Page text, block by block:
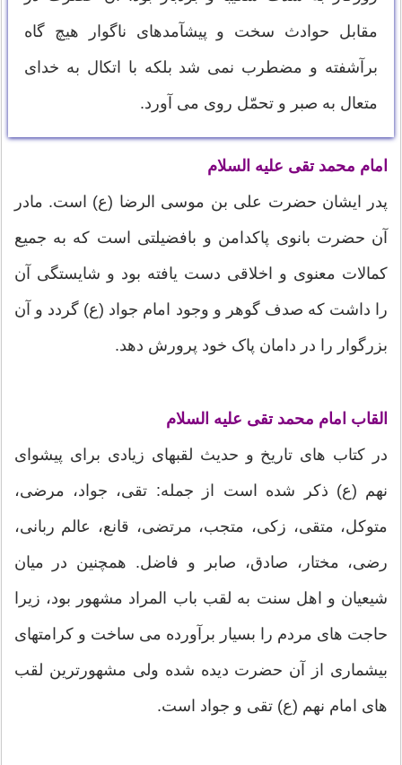
مقابل حوادث سخت و پیشآمدهای ناگوار هیچ گاه
برآشفته و مضطرب نمی شد بلکه با اتکال به خدای
متعال به صبر و تحمّل روی می آورد.
امام محمد تقی علیه السلام
پدر ایشان حضرت علی بن موسی الرضا (ع) است. مادر
آن حضرت بانوی پاکدامن و بافضیلتی است که به جمیع
کمالات معنوی و اخلاقی دست یافته بود و شایستگی آن
را داشت که صدف گوهر و وجود امام جواد (ع) گردد و آن
بزرگوار را در دامان پاک خود پرورش دهد.
القاب امام محمد تقی علیه السلام
در کتاب های تاریخ و حدیث لقبهای زیادی برای پیشوای
نهم (ع) ذکر شده است از جمله: تقی، جواد، مرضی،
متوکل، متقی، زکی، متجب، مرتضی، قانع، عالم ربانی،
رضی، مختار، صادق، صابر و فاضل. همچنین در میان
شیعیان و اهل سنت به لقب باب المراد مشهور بود، زیرا
حاجت های مردم را بسیار برآورده می ساخت و کرامتهای
بیشماری از آن حضرت دیده شده ولی مشهورترین لقب
های امام نهم (ع) تقی و جواد است.